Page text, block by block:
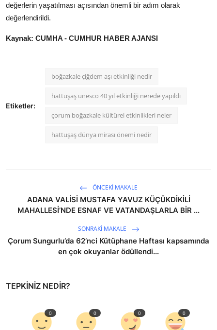
değerlerin yaşatılması açısından önemli bir adım olarak
değerlendirildi.
Kaynak: CUMHA - CUMHUR HABER AJANSI
Etiketler:
boğazkale çiğdem aşı etkinliği nedir
hattuşaş unesco 40 yıl etkinliği nerede yapıldı
çorum boğazkale kültürel etkinlikleri neler
hattuşaş dünya mirası önemi nedir
ÖNCEKI MAKALE
ADANA VALİSİ MUSTAFA YAVUZ KÜÇÜKDİKİLİ
MAHALLESİ’NDE ESNAF VE VATANDAŞLARLA BİR ...
SONRAKI MAKALE
Çorum Sungurlu’da 62’nci Kütüphane Haftası kapsamında
en çok okuyanlar ödüllendi...
TEPKINIZ NEDIR?
0 0 0 0